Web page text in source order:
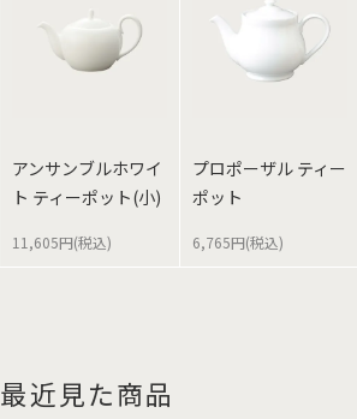
アンサンブルホワイ
ト ティーポット(小)
11,605円(税込)
プロポーザル ティー
ポット
6,765円(税込)
最近見た商品